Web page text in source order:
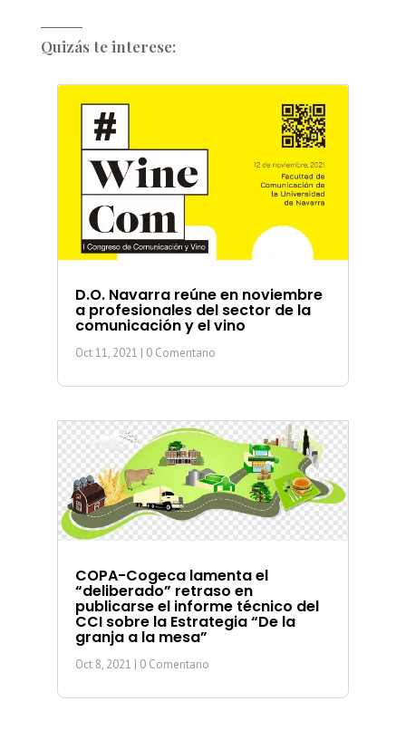
Quizás te interese:
D.O. Navarra reúne en noviembre
a profesionales del sector de la
comunicación y el vino
Oct 11, 2021 | 0 Comentario
COPA-Cogeca lamenta el
“deliberado” retraso en
publicarse el informe técnico del
CCI sobre la Estrategia “De la
granja a la mesa”
Oct 8, 2021 | 0 Comentario